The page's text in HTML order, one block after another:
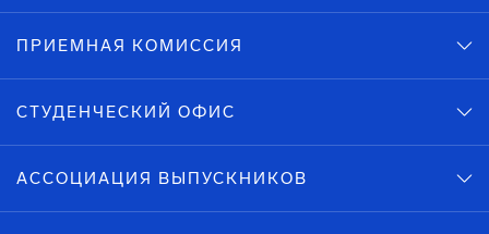
ПРИЕМНАЯ КОМИССИЯ
СТУДЕНЧЕСКИЙ ОФИС
АССОЦИАЦИЯ ВЫПУСКНИКОВ